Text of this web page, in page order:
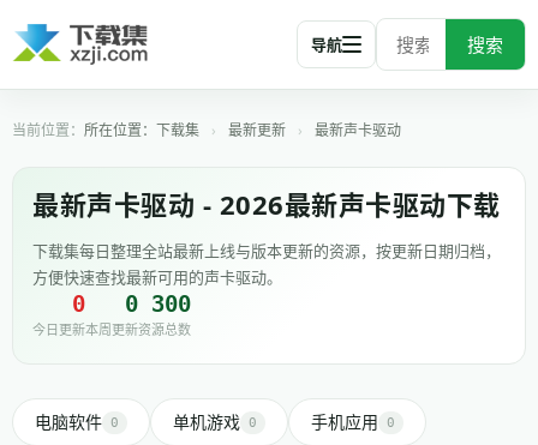
搜索
导航
所在位置： 下载集 › 最新更新 › 最新声卡驱动
最新声卡驱动 - 2026最新声卡驱动下载
下载集每日整理全站最新上线与版本更新的资源，按更新日期归档，
方便快速查找最新可用的声卡驱动。
0
今日更新
0
本周更新
300
资源总数
电脑软件 0 单机游戏 0 手机应用 0